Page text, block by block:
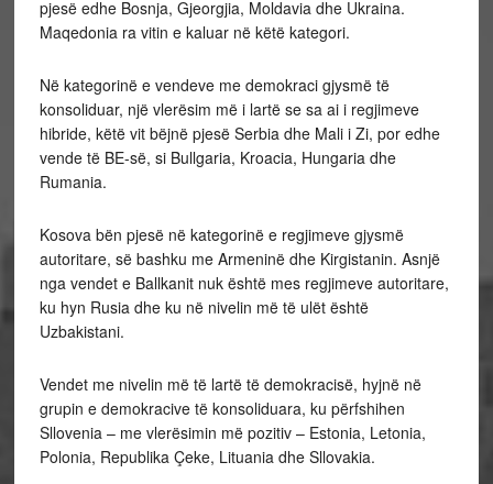
pjesë edhe Bosnja, Gjeorgjia, Moldavia dhe Ukraina.
Maqedonia ra vitin e kaluar në këtë kategori.
Në kategorinë e vendeve me demokraci gjysmë të
konsoliduar, një vlerësim më i lartë se sa ai i regjimeve
hibride, këtë vit bëjnë pjesë Serbia dhe Mali i Zi, por edhe
vende të BE-së, si Bullgaria, Kroacia, Hungaria dhe
Rumania.
Kosova bën pjesë në kategorinë e regjimeve gjysmë
autoritare, së bashku me Armeninë dhe Kirgistanin. Asnjë
nga vendet e Ballkanit nuk është mes regjimeve autoritare,
ku hyn Rusia dhe ku në nivelin më të ulët është
Uzbakistani.
Vendet me nivelin më të lartë të demokracisë, hyjnë në
grupin e demokracive të konsoliduara, ku përfshihen
Sllovenia – me vlerësimin më pozitiv – Estonia, Letonia,
Polonia, Republika Çeke, Lituania dhe Sllovakia.